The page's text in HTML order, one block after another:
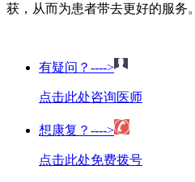
获，从而为患者带去更好的服务。
有疑问？---->
点击此处咨询医师
想康复？---->
点击此处免费拨号